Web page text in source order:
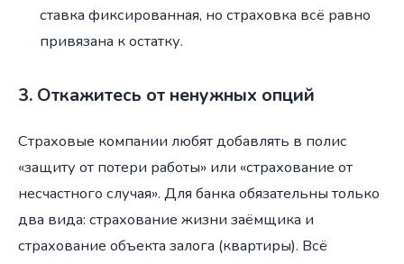
ставка фиксированная, но страховка всё равно
привязана к остатку.
3. Откажитесь от ненужных опций
Страховые компании любят добавлять в полис
«защиту от потери работы» или «страхование от
несчастного случая». Для банка обязательны только
два вида: страхование жизни заёмщика и
страхование объекта залога (квартиры). Всё